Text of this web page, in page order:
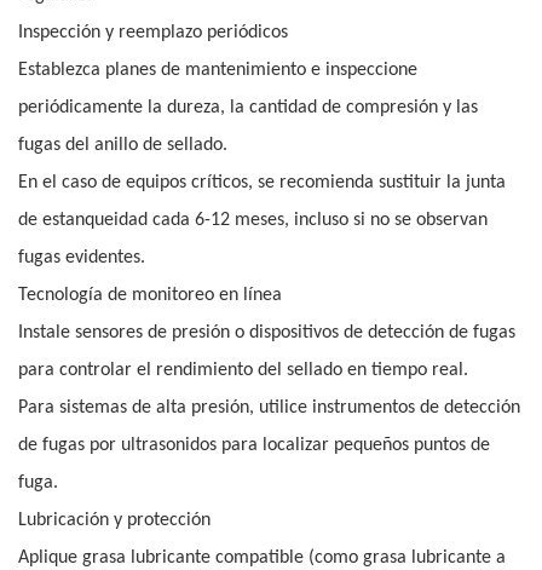
Inspección y reemplazo periódicos
Establezca planes de mantenimiento e inspeccione
periódicamente la dureza, la cantidad de compresión y las
fugas del anillo de sellado.
En el caso de equipos críticos, se recomienda sustituir la junta
de estanqueidad cada 6-12 meses, incluso si no se observan
fugas evidentes.
Tecnología de monitoreo en línea
Instale sensores de presión o dispositivos de detección de fugas
para controlar el rendimiento del sellado en tiempo real.
Para sistemas de alta presión, utilice instrumentos de detección
de fugas por ultrasonidos para localizar pequeños puntos de
fuga.
Lubricación y protección
Aplique grasa lubricante compatible (como grasa lubricante a